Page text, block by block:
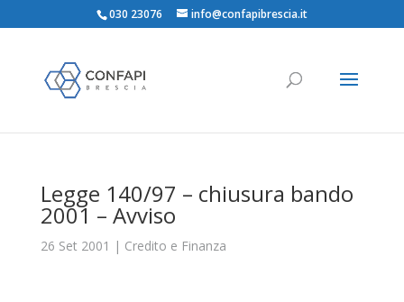
030 23076 info@confapibrescia.it
Legge 140/97 – chiusura bando
2001 – Avviso
26 Set 2001 | Credito e Finanza